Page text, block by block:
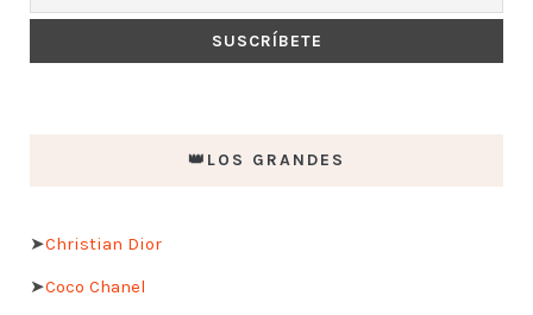
👑LOS GRANDES
➤Christian Dior
➤Coco Chanel